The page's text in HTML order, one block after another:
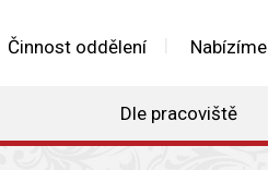
Činnost oddělení Nabízíme
Dle pracoviště